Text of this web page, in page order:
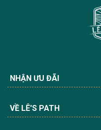
NHẬN ƯU ĐÃI
VỀ LÊ'S PATH